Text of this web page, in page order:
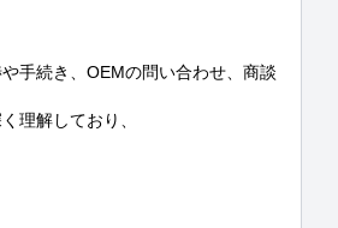
手続き、OEMの問い合わせ、商談
理解しており、